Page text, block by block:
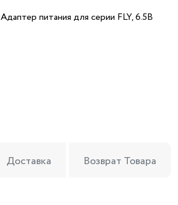
Адаптер питания для серии FLY, 6.5В
Доставка Возврат Товара